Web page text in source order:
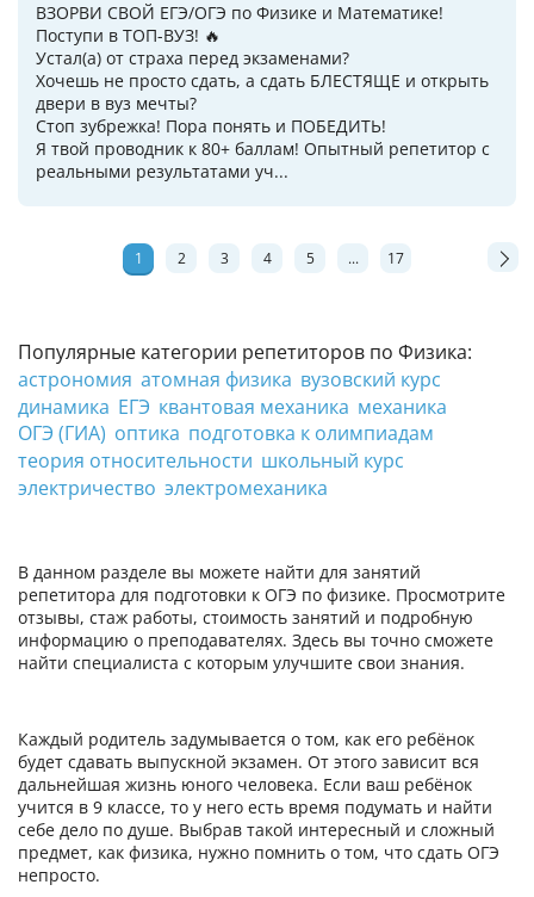
В данном разделе вы можете найти для занятий
репетитора для подготовки к ОГЭ по физике. Просмотрите
отзывы, стаж работы, стоимость занятий и подробную
информацию о преподавателях. Здесь вы точно сможете
найти специалиста с которым улучшите свои знания.
Популярные категории репетиторов по Физика:
астрономия атомная физика вузовский курс
динамика ЕГЭ квантовая механика механика
ОГЭ (ГИА) оптика подготовка к олимпиадам
теория относительности школьный курс
электричество электромеханика
ВЗОРВИ СВОЙ ЕГЭ/ОГЭ по Физике и Математике!
Поступи в ТОП-ВУЗ! 🔥
Устал(а) от страха перед экзаменами?
Хочешь не просто сдать, а сдать БЛЕСТЯЩЕ и открыть
двери в вуз мечты?
Стоп зубрежка! Пора понять и ПОБЕДИТЬ!
Я твой проводник к 80+ баллам! Опытный репетитор с
реальными результатами уч...
1 2 3 4 5 ... 17
Каждый родитель задумывается о том, как его ребёнок
будет сдавать выпускной экзамен. От этого зависит вся
дальнейшая жизнь юного человека. Если ваш ребёнок
учится в 9 классе, то у него есть время подумать и найти
себе дело по душе. Выбрав такой интересный и сложный
предмет, как физика, нужно помнить о том, что сдать ОГЭ
непросто.